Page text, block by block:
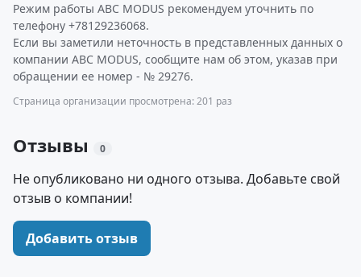
Режим работы ABC MODUS рекомендуем уточнить по
телефону +78129236068.
Если вы заметили неточность в представленных данных о
компании ABC MODUS, сообщите нам об этом, указав при
обращении ее номер - № 29276.
Страница организации просмотрена: 201 раз
Отзывы 0
Не опубликовано ни одного отзыва. Добавьте свой
отзыв о компании!
Добавить отзыв